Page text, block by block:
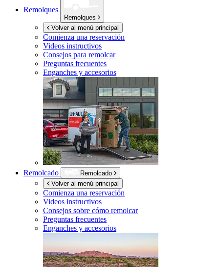
Remolques
Remolques
Volver al menú principal
Comienza una reservación
Videos instructivos
Consejos para remolcar
Preguntas frecuentes
Enganches y accesorios
Remolcado
Remolcado
Volver al menú principal
Comienza una reservación
Videos instructivos
Consejos sobre cómo remolcar
Preguntas frecuentes
Enganches y accesorios